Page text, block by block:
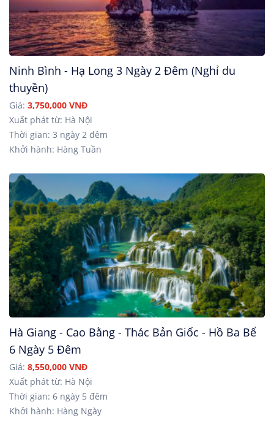
Ninh Bình - Hạ Long 3 Ngày 2 Đêm (Nghỉ du
thuyền)
Giá: 3,750,000 VNĐ
Xuất phát từ: Hà Nội
Thời gian: 3 ngày 2 đêm
Khởi hành: Hàng Tuần
Hà Giang - Cao Bằng - Thác Bản Giốc - Hồ Ba Bể
6 Ngày 5 Đêm
Giá: 8,550,000 VNĐ
Xuất phát từ: Hà Nội
Thời gian: 6 ngày 5 đêm
Khởi hành: Hàng Ngày